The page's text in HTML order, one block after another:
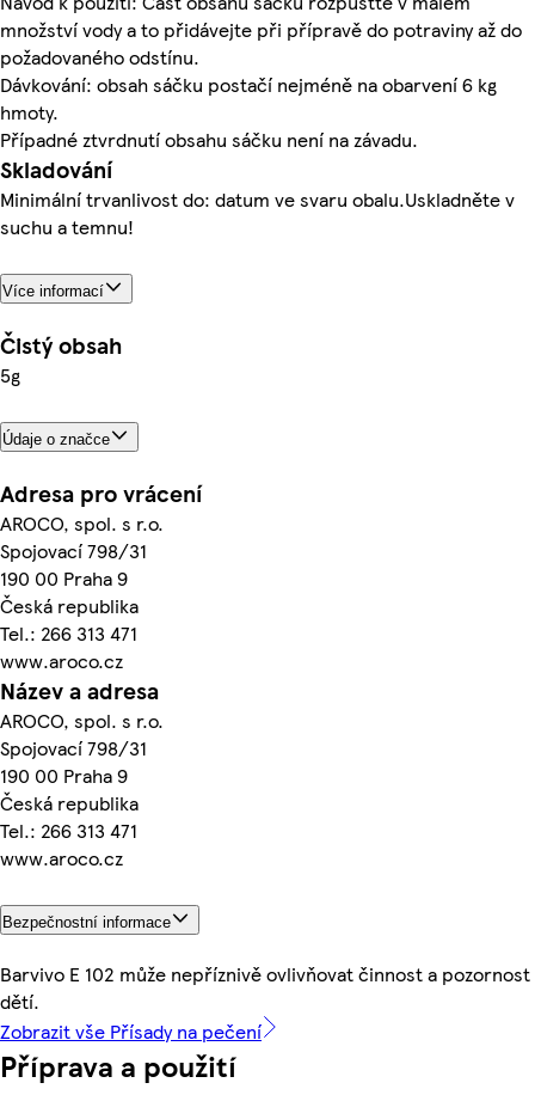
množství vody a to přidávejte při přípravě do potraviny až do
požadovaného odstínu.
Dávkování: obsah sáčku postačí nejméně na obarvení 6 kg
hmoty.
Případné ztvrdnutí obsahu sáčku není na závadu.
Skladování
Minimální trvanlivost do: datum ve svaru obalu.Uskladněte v
suchu a temnu!
Více informací
Čistý obsah
5g
Údaje o značce
Adresa pro vrácení
AROCO, spol. s r.o.
Spojovací 798/31
190 00 Praha 9
Česká republika
Tel.: 266 313 471
www.aroco.cz
Název a adresa
AROCO, spol. s r.o.
Spojovací 798/31
190 00 Praha 9
Česká republika
Tel.: 266 313 471
www.aroco.cz
Bezpečnostní informace
Barvivo E 102 může nepříznivě ovlivňovat činnost a pozornost
dětí.
Zobrazit vše Přísady na pečení
Příprava a použití